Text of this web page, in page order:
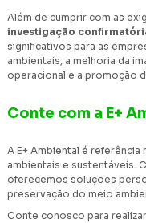
Além de cumprir com as
investigação
significativos para as
ambientais, a melhoria da
operacional e a promoção
Conte com a E+
A E+ Ambiental é
ambientais e sustentáveis.
oferecemos soluções
preservação do meio
Conte conosco para